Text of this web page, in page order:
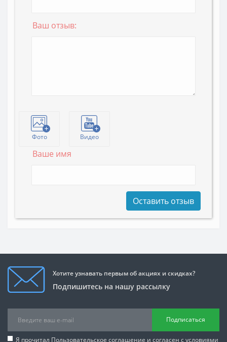
Ваш отзыв:
Фото Видео
Ваше имя
Оставить отзыв
Хотите узнавать первым об акциях и скидках?
Подпишитесь на нашу рассылку
Подписаться
Я прочитал Пользовательское соглашение и согласен с условиями